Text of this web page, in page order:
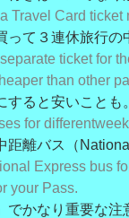
Travel Card ticket
て３連休旅行の
ticket for
than other
ると安いことも。
for different
離バス（
Express bus
Pass.
でかなり重要な